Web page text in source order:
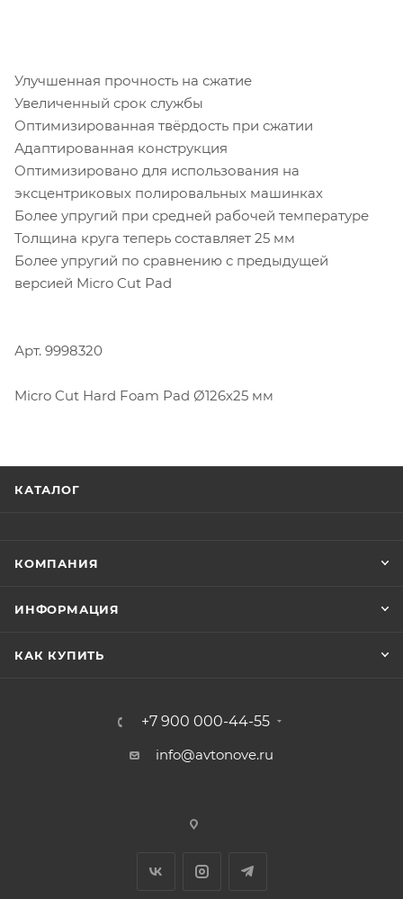
Улучшенная прочность на сжатие
Увеличенный срок службы
Оптимизированная твёрдость при сжатии
Адаптированная конструкция
Оптимизировано для использования на
эксцентриковых полировальных машинках
Более упругий при средней рабочей температуре
Толщина круга теперь составляет 25 мм
Более упругий по сравнению с предыдущей
версией Micro Cut Pad
Арт. 9998320
Micro Cut Hard Foam Pad Ø126х25 мм
КАТАЛОГ
КОМПАНИЯ
ИНФОРМАЦИЯ
КАК КУПИТЬ
+7 900 000-44-55
info@avtonove.ru